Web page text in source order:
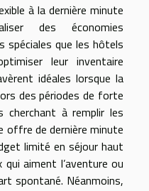
à la dernière minute
des économies
que les hôtels
leur inventaire
idéales lorsque la
des périodes de forte
cherchant à remplir les
offre de dernière minute
limité en séjour haut
aiment l’aventure ou
spontané. Néanmoins,